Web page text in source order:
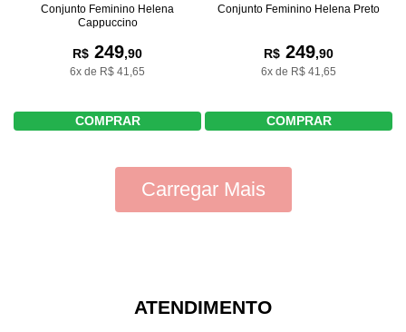
Conjunto Feminino Helena
Cappuccino
R$ 249,90
6x de R$ 41,65
COMPRAR
Conjunto Feminino Helena Preto
R$ 249,90
6x de R$ 41,65
COMPRAR
Carregar Mais
ATENDIMENTO